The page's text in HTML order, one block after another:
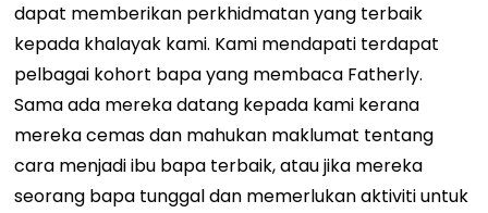
dapat memberikan perkhidmatan yang terbaik
kepada khalayak kami. Kami mendapati terdapat
pelbagai kohort bapa yang membaca Fatherly.
Sama ada mereka datang kepada kami kerana
mereka cemas dan mahukan maklumat tentang
cara menjadi ibu bapa terbaik, atau jika mereka
seorang bapa tunggal dan memerlukan aktiviti untuk